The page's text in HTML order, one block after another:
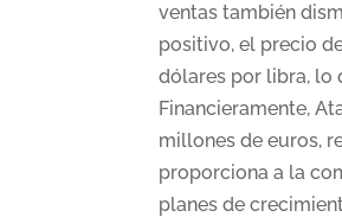
ventas también
positivo, el precio
dólares por libra, lo
Financieramente,
millones de euros,
proporciona a la
planes de